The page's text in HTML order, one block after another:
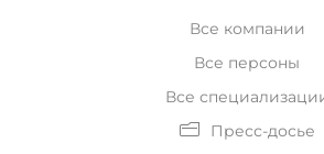
Все компании
Все персоны
Все
Пресс-досье